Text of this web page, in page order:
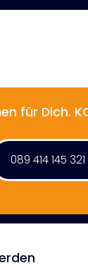
für Dich.
089 414 145 321